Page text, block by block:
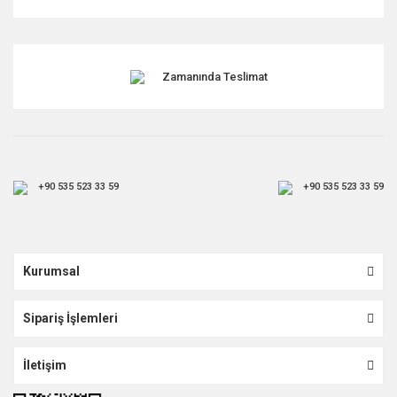
Zamanında Teslimat
+90 535 523 33 59 +90 535 523 33 59
Kurumsal
Sipariş İşlemleri
İletişim